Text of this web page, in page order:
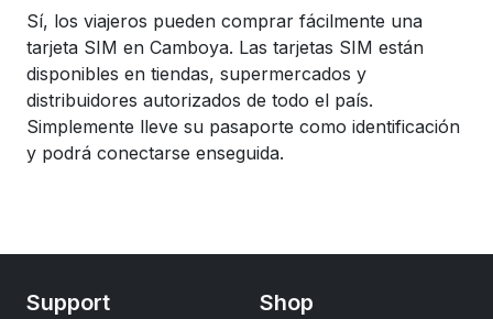
Sí, los viajeros pueden comprar fácilmente una
tarjeta SIM en Camboya. Las tarjetas SIM están
disponibles en tiendas, supermercados y
distribuidores autorizados de todo el país.
Simplemente lleve su pasaporte como identificación
y podrá conectarse enseguida.
Support Shop